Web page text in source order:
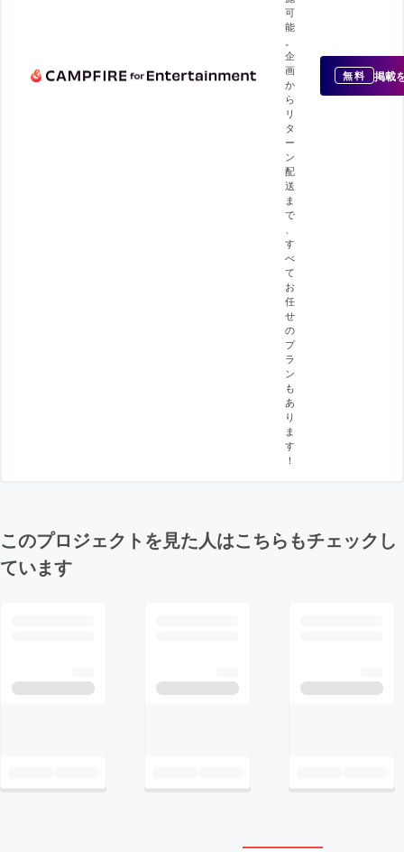
可
能
企
画
か
ら
リ
タ
ー
ン
配
送
ま
で
す
べ
て
お
任
せ
の
プ
ラ
ン
も
あ
り
ま
す
！
無料 掲載
このプロジェクトを見た人はこちらもチェックし
ています